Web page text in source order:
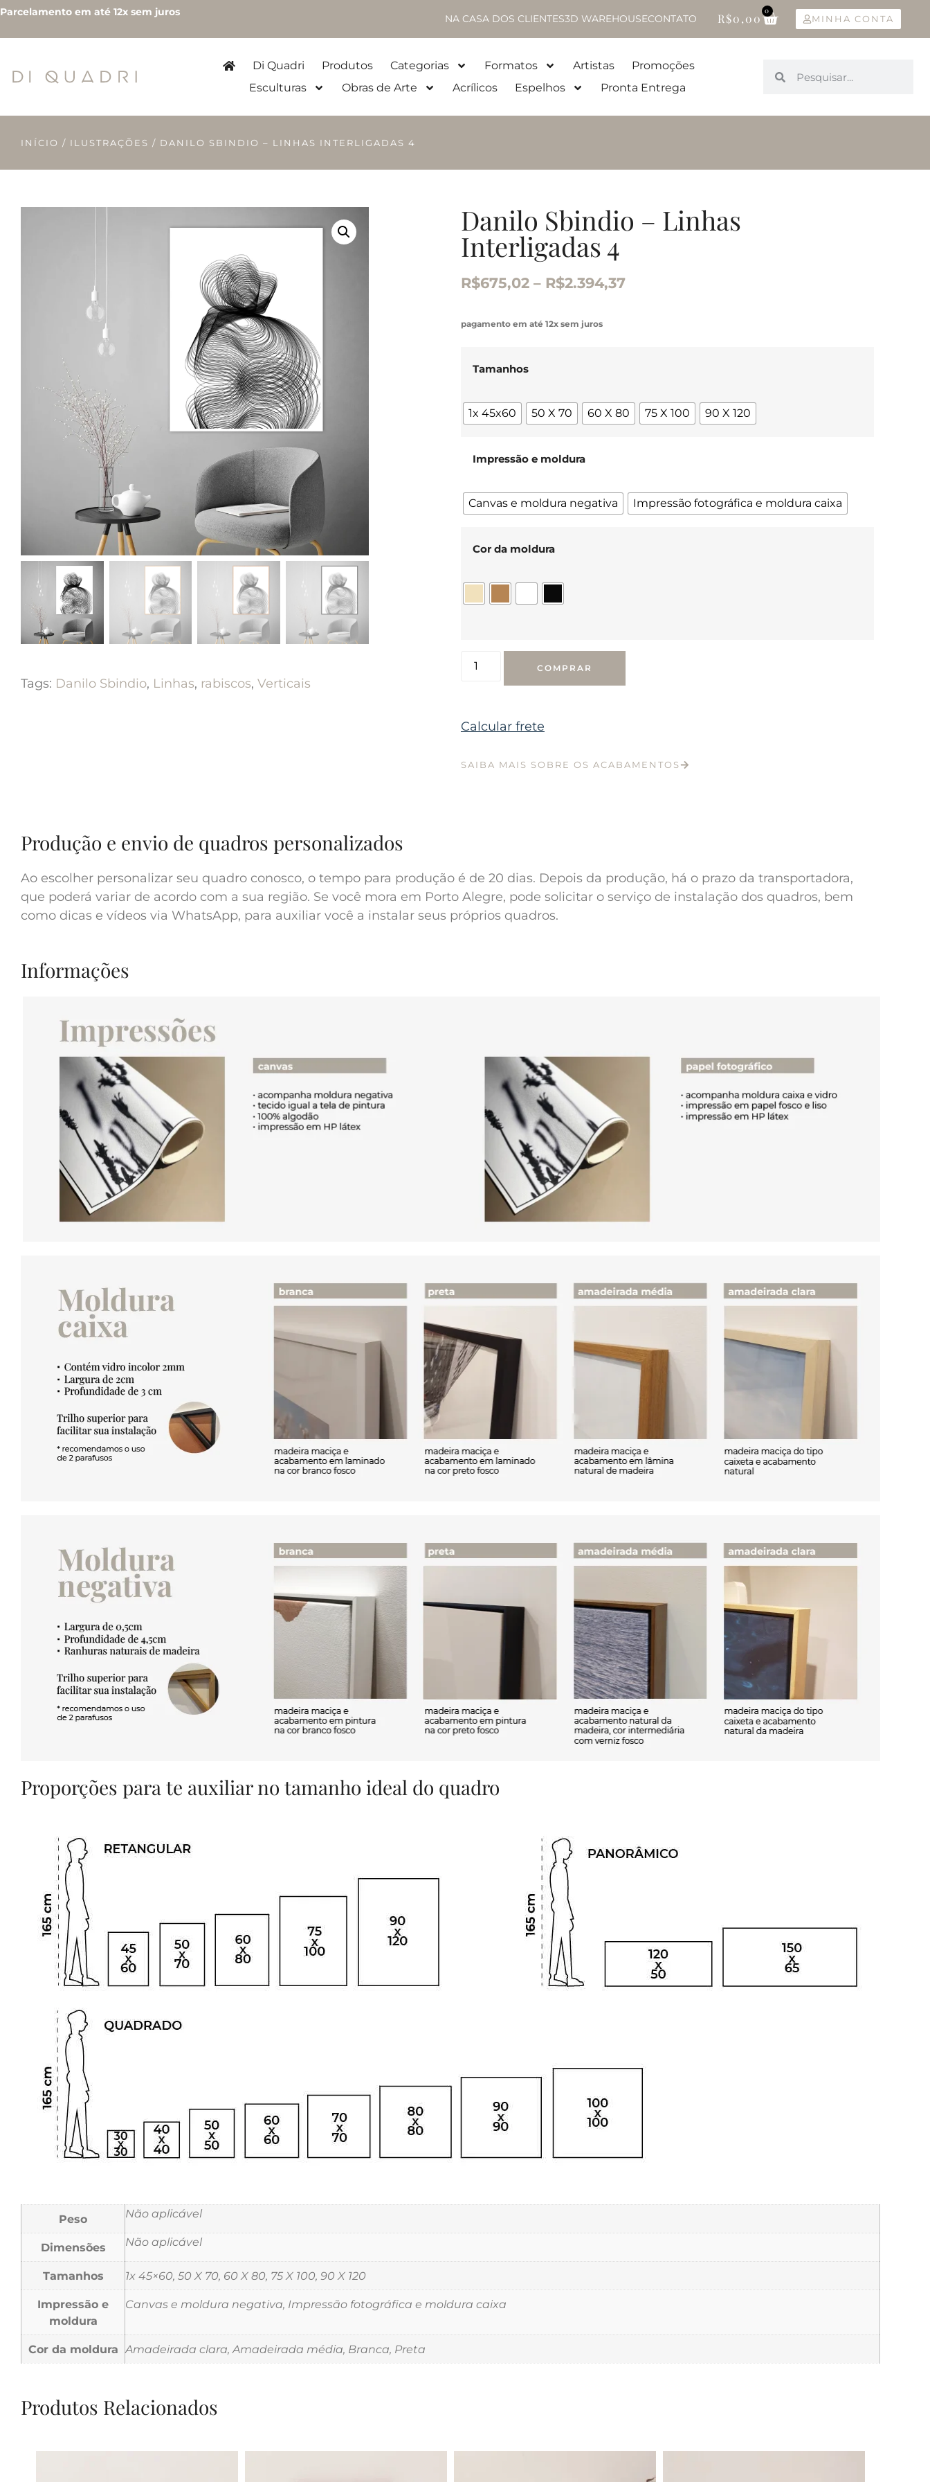
Parcelamento em até 12x sem juros
NA CASA DOS CLIENTES3D WAREHOUSECONTATO R$0,00
0
MINHA CONTA
Di Quadri Produtos Categorias Formatos Artistas
Promoções
Esculturas
Obras de Arte Acrílicos Espelhos Pronta Entrega
INÍCIO / ILUSTRAÇÕES / DANILO SBINDIO – LINHAS INTERLIGADAS 4
Tags: Danilo Sbindio, Linhas, rabiscos, Verticais
Danilo Sbindio – Linhas
Interligadas 4
R$675,02 – R$2.394,37
pagamento em até 12x sem juros
Tamanhos
1x 45x60 50 X 70 60 X 80 75 X 100 90 X 120
Impressão e moldura
Canvas e moldura negativa Impressão fotográfica e moldura caixa
Cor da moldura
COMPRAR
Calcular frete
SAIBA MAIS SOBRE OS ACABAMENTOS
Produção e envio de quadros personalizados
Ao escolher personalizar seu quadro conosco, o tempo para produção é de 20 dias. Depois da produção, há o prazo da transportadora,
que poderá variar de acordo com a sua região. Se você mora em Porto Alegre, pode solicitar o serviço de instalação dos quadros, bem
como dicas e vídeos via WhatsApp, para auxiliar você a instalar seus próprios quadros.
Informações
Proporções para te auxiliar no tamanho ideal do quadro
Peso Não aplicável
Dimensões Não aplicável
Tamanhos 1x 45×60, 50 X 70, 60 X 80, 75 X 100, 90 X 120
Impressão e
moldura
Canvas e moldura negativa, Impressão fotográfica e moldura caixa
Cor da moldura Amadeirada clara, Amadeirada média, Branca, Preta
Produtos Relacionados